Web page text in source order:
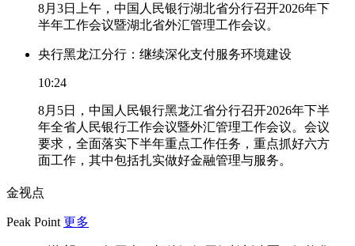
8月3日上午，中国人民银行湖北省分行召开2026年下
半年工作会议暨湖北省外汇管理工作会议。
央行黑龙江分行：继续深化支付服务环境建设
10:24
8月5日，中国人民银行黑龙江省分行召开2026年下半
年全省人民银行工作会议暨外汇管理工作会议。会议
要求，全面落实下半年重点工作任务，重点抓好六方
面工作，其中包括扎实做好金融管理与服务。
金视点
Peak Point 更多